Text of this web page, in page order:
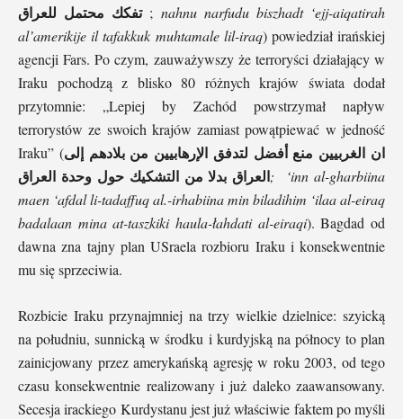
تفكك محتمل للعراق; nahnu narfudu biszhadt ‘ejj-aiqatirah
al’amerikije il tafakkuk muhtamale lil-iraq) powiedział irańskiej
agencji Fars. Po czym, zauważywszy że terroryści działający w
Iraku pochodzą z blisko 80 różnych krajów świata dodał
przytomnie: „Lepiej by Zachód powstrzymał napływ
terrorystów ze swoich krajów zamiast powątpiewać w jedność
Iraku” (ان الغربيين منع أفضل لتدفق الإرهابيين من بلادهم إلى
العراق بدلا من التشكيك حول وحدة العراق; ‘inn al-gharbiina
maen ‘afdal li-tadaffuq al.-irhabiina min biladihim ‘ilaa al-eiraq
badalaan mina at-taszkiki haula-łahdati al-eiraqi). Bagdad od
dawna zna tajny plan USraela rozbioru Iraku i konsekwentnie
mu się sprzeciwia.
Rozbicie Iraku przynajmniej na trzy wielkie dzielnice: szyicką
na południu, sunnicką w środku i kurdyjską na północy to plan
zainicjowany przez amerykańską agresję w roku 2003, od tego
czasu konsekwentnie realizowany i już daleko zaawansowany.
Secesja irackiego Kurdystanu jest już właściwie faktem po myśli